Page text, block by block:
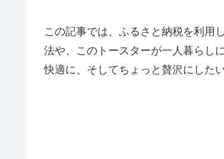
この記事では、ふるさと納税を利用
法や、このトースターが一人暮らし
快適に、そしてちょっと贅沢にした